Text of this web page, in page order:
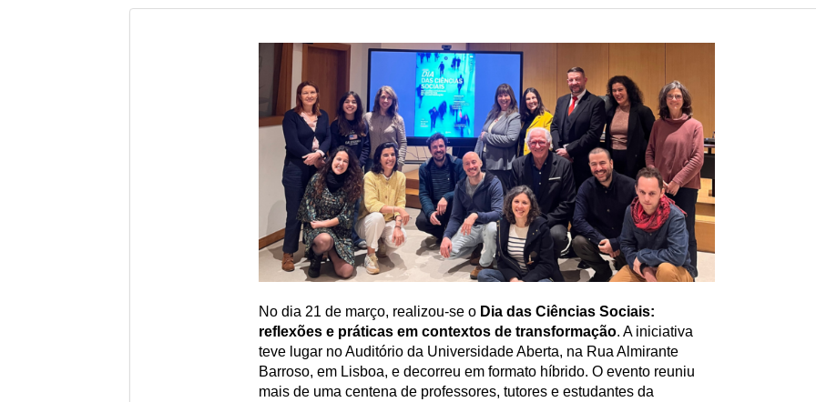
No dia 21 de março, realizou-se o Dia das Ciências Sociais:
reflexões e práticas em contextos de transformação. A iniciativa
teve lugar no Auditório da Universidade Aberta, na Rua Almirante
Barroso, em Lisboa, e decorreu em formato híbrido. O evento reuniu
mais de uma centena de professores, tutores e estudantes da